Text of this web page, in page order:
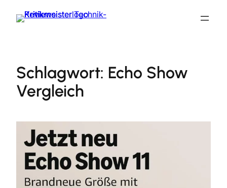
Inhalt
Schlagwort: Echo Show
Vergleich